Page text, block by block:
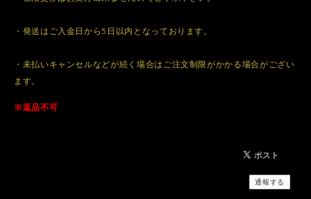
・発送はご入金日から5日以内となっております。
・未払いキャンセルなどが続く場合はご注文制限がかかる場合がござい
ます。
※返品不可
通報する